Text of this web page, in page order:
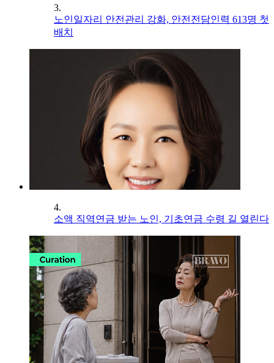
3.
노인일자리 안전관리 강화, 안전전담인력 613명 첫
배치
4.
소액 직역연금 받는 노인, 기초연금 수령 길 열린다